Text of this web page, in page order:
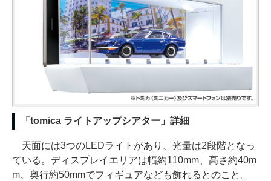
「tomica ライトアップシアター」詳細
天面には3つのLEDライトがあり、光量は2段階となっ
ている。ディスプレイエリアは幅約110mm、高さ約40m
m、奥行約50mmでフィギュアなども飾れるとのこと。